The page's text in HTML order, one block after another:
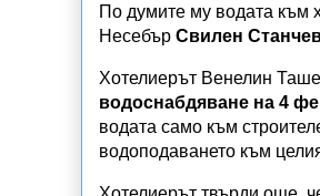
По думите му водата към
Несебър Свилен
Хотелиерът Венелин
водоснабдяване на 4
водата само към
водоподаването към